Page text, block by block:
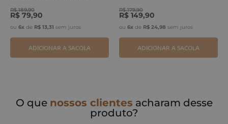
R$ 189,90
R$ 79,90
ou 6x de R$ 13,31 sem juros
ADICIONAR A SACOLA
R$ 179,90
R$ 149,90
ou 6x de R$ 24,98 sem juros
ADICIONAR A SACOLA
O que nossos clientes acharam desse
produto?